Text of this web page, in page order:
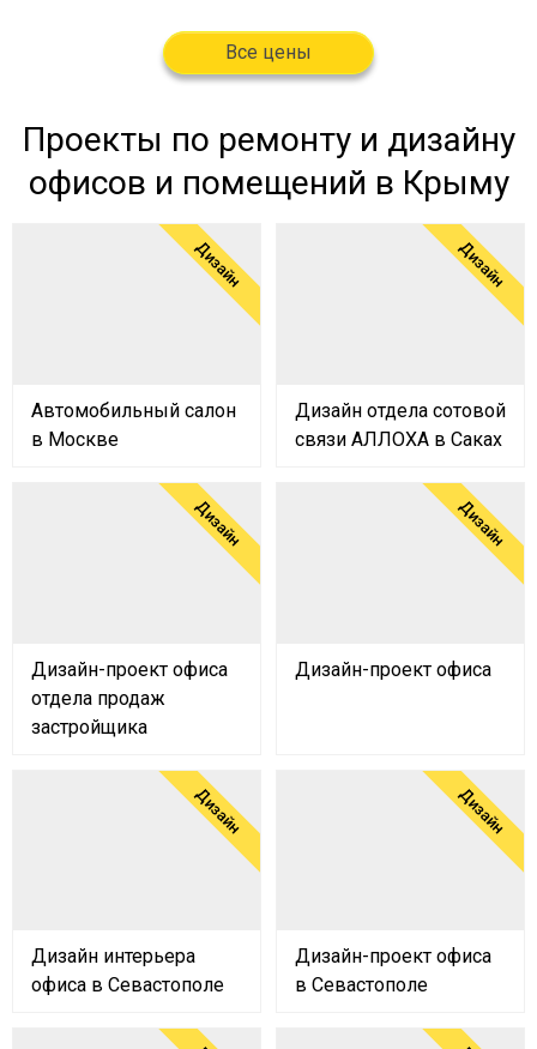
Все цены
Проекты по ремонту и дизайну
офисов и помещений в Крыму
Дизайн
Автомобильный салон
в Москве
Дизайн
Дизайн отдела сотовой
связи АЛЛОХА в Саках
Дизайн
Дизайн-проект офиса
отдела продаж
застройщика
Дизайн
Дизайн-проект офиса
Дизайн
Дизайн интерьера
офиса в Cевастополе
Дизайн
Дизайн-проект офиса
в Cевастополе